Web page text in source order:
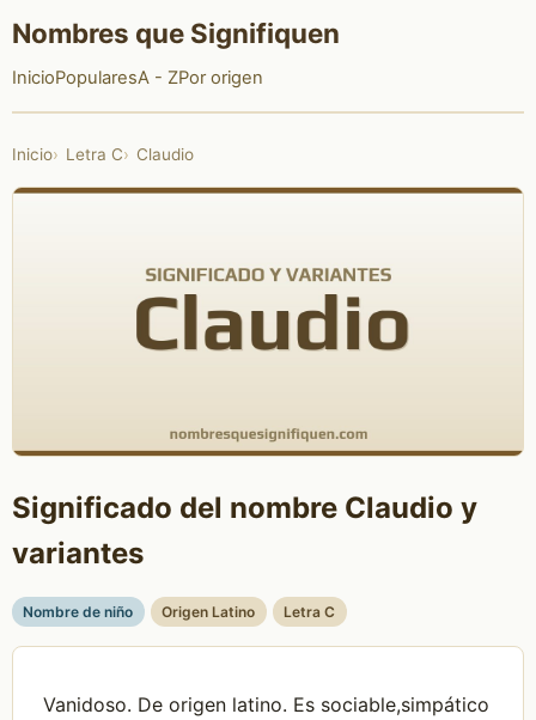
Nombres que Signifiquen
InicioPopularesA - ZPor origen
Inicio Letra C Claudio
Significado del nombre Claudio y
variantes
Nombre de niño Origen Latino Letra C
Vanidoso. De origen latino. Es sociable,simpático